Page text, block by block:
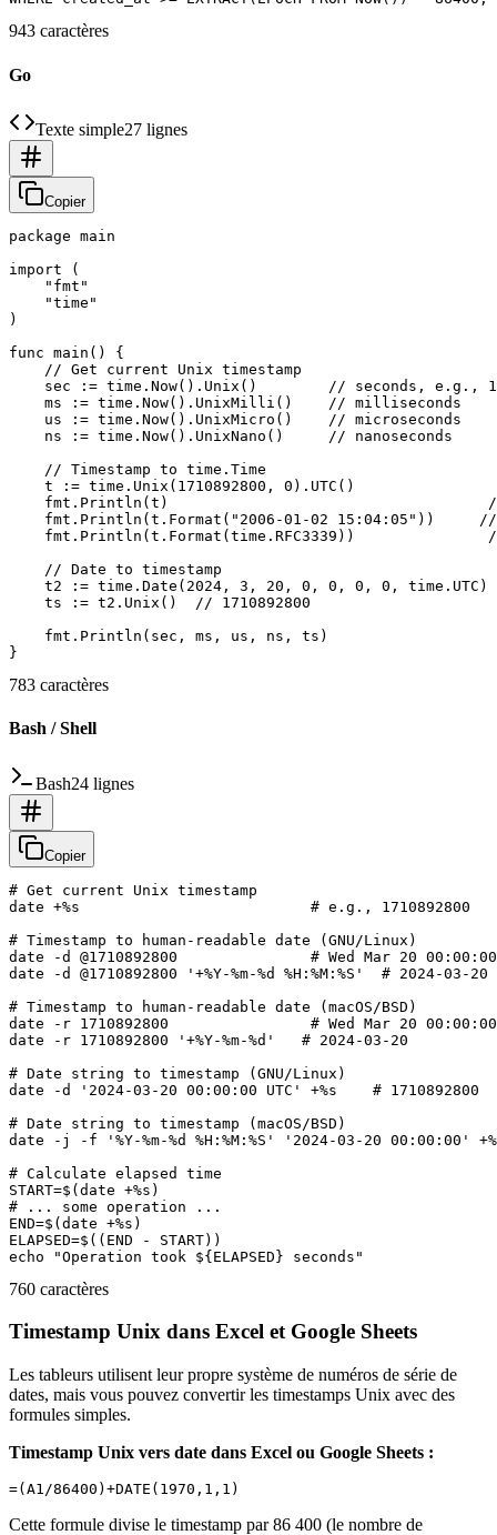
943 caractères
Go
Texte simple27 lignes
Copier
package main
import (
    "fmt"
    "time"
)
func main() {
    // Get current Unix timestamp
sec := time.Now().Unix()        // seconds, e.g.,
    ms := time.Now().UnixMilli()    // milliseconds
    us := time.Now().UnixMicro()    // microseconds
    ns := time.Now().UnixNano()     // nanoseconds
    // Timestamp to time.Time
    t := time.Unix(1710892800, 0).UTC()
fmt.Println(t)
fmt.Println(t.Format("2006-01-02 15:04:05"))
fmt.Println(t.Format(time.RFC3339))
    // Date to timestamp
    t2 := time.Date(2024, 3, 20, 0, 0, 0, 0, time.UTC)
    ts := t2.Unix()  // 1710892800
    fmt.Println(sec, ms, us, ns, ts)
783 caractères
Bash / Shell
Bash24 lignes
Copier
# Get current Unix timestamp
date +%s                          # e.g., 1710892800
# Timestamp to human-readable date (GNU/Linux)
date -d @1710892800               # Wed Mar 20 00:00:00
date -d @1710892800 '+%Y-%m-%d %H:%M:%S'  # 2024-03-
# Timestamp to human-readable date (macOS/BSD)
date -r 1710892800                # Wed Mar 20 00:00:00
date -r 1710892800 '+%Y-%m-%d'   # 2024-03-20
# Date string to timestamp (GNU/Linux)
date -d '2024-03-20 00:00:00 UTC' +%s    # 1710892800
# Date string to timestamp (macOS/BSD)
date -j -f '%Y-%m-%d %H:%M:%S' '2024-03-20 00:00:00'
# Calculate elapsed time
START=$(date +%s)
# ... some operation ...
END=$(date +%s)
ELAPSED=$((END - START))
760 caractères
Timestamp Unix dans Excel et Google Sheets
Les tableurs utilisent leur propre système de numéros de série de
dates, mais vous pouvez convertir les timestamps Unix avec des
formules simples.
Timestamp Unix vers date dans Excel ou Google Sheets :
Cette formule divise le timestamp par 86 400 (le nombre de